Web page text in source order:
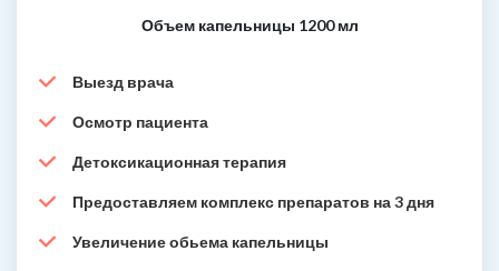
Объем капельницы 1200 мл
Выезд врача
Осмотр пациента
Детоксикационная терапия
Предоставляем комплекс препаратов на 3 дня
Увеличение обьема капельницы